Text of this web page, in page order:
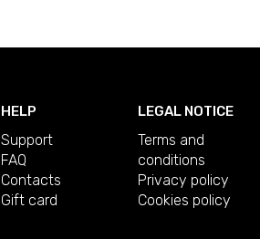
HELP
Support
FAQ
Contacts
Gift card
LEGAL NOTICE
Terms and
conditions
Privacy policy
Cookies policy